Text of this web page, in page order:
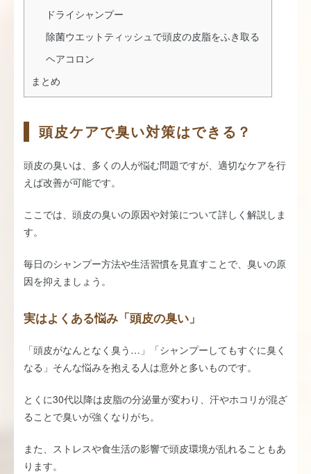
ドライシャンプー
除菌ウエットティッシュで頭皮の皮脂をふき取る
ヘアコロン
まとめ
頭皮ケアで臭い対策はできる？
頭皮の臭いは、多くの人が悩む問題ですが、適切なケアを行
えば改善が可能です。
ここでは、頭皮の臭いの原因や対策について詳しく解説しま
す。
毎日のシャンプー方法や生活習慣を見直すことで、臭いの原
因を抑えましょう。
実はよくある悩み「頭皮の臭い」
「頭皮がなんとなく臭う…」「シャンプーしてもすぐに臭く
なる」そんな悩みを抱える人は意外と多いものです。
とくに30代以降は皮脂の分泌量が変わり、汗やホコリが混ざ
ることで臭いが強くなりがち。
また、ストレスや食生活の影響で頭皮環境が乱れることもあ
ります。